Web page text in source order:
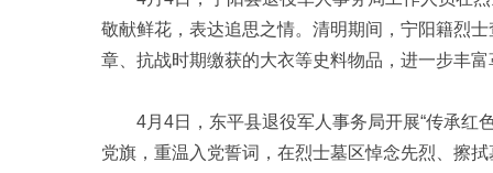
敬献鲜花，表达追思之情。清明期间，宁阳籍烈
章、抗战时期缴获的大衣等史料物品，进一步丰
4月4日，东平县退役军人事务局开展“传承红
党旗，重温入党誓词，在烈士墓区悼念先烈、擦